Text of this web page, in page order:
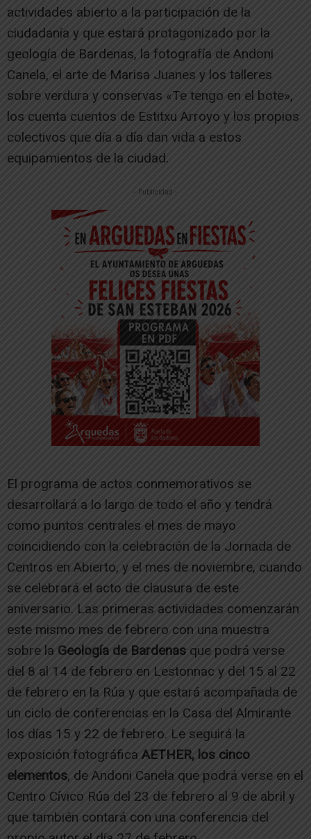
actividades abierto a la participación de la
ciudadanía y que estará protagonizado por la
geología de Bardenas, la fotografía de Andoni
Canela, el arte de Marisa Juanes y los talleres
sobre verdura y conservas «Te tengo en el bote»,
los cuenta cuentos de Estitxu Arroyo y los propios
colectivos que día a día dan vida a estos
equipamientos de la ciudad.
-- Publicidad --
El programa de actos conmemorativos se
desarrollará a lo largo de todo el año y tendrá
como puntos centrales el mes de mayo
coincidiendo con la celebración de la Jornada de
Centros en Abierto, y el mes de noviembre, cuando
se celebrará el acto de clausura de este
aniversario. Las primeras actividades comenzarán
este mismo mes de febrero con una muestra
sobre la Geología de Bardenas que podrá verse
del 8 al 14 de febrero en Lestonnac y del 15 al 22
de febrero en la Rúa y que estará acompañada de
un ciclo de conferencias en la Casa del Almirante
los días 15 y 22 de febrero. Le seguirá la
exposición fotográfica AETHER, los cinco
elementos, de Andoni Canela que podrá verse en el
Centro Cívico Rúa del 23 de febrero al 9 de abril y
que también contará con una conferencia del